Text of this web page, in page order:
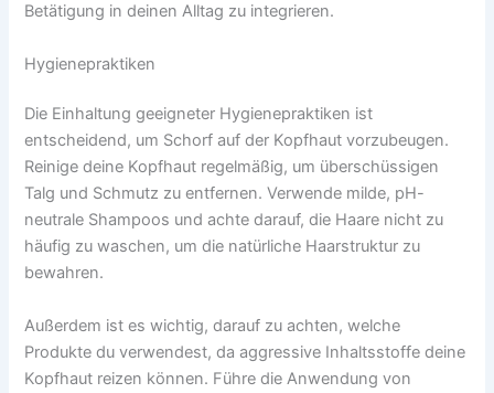
Betätigung in deinen Alltag zu integrieren.
Hygienepraktiken
Die Einhaltung geeigneter Hygienepraktiken ist
entscheidend, um Schorf auf der Kopfhaut vorzubeugen.
Reinige deine Kopfhaut regelmäßig, um überschüssigen
Talg und Schmutz zu entfernen. Verwende milde, pH-
neutrale Shampoos und achte darauf, die Haare nicht zu
häufig zu waschen, um die natürliche Haarstruktur zu
bewahren.
Außerdem ist es wichtig, darauf zu achten, welche
Produkte du verwendest, da aggressive Inhaltsstoffe deine
Kopfhaut reizen können. Führe die Anwendung von